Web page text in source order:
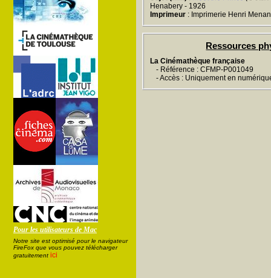
Pour les utilisateurs de Mac
Notre site est optimisé pour le navigateur
FireFox que vous pouvez télécharger
gratuitement ici
Henabery - 1926
Imprimeur : Imprimerie Henri
Ressources
La Cinémathèque française
- Référence : CFMP-P001049
- Accès : Uniquement en